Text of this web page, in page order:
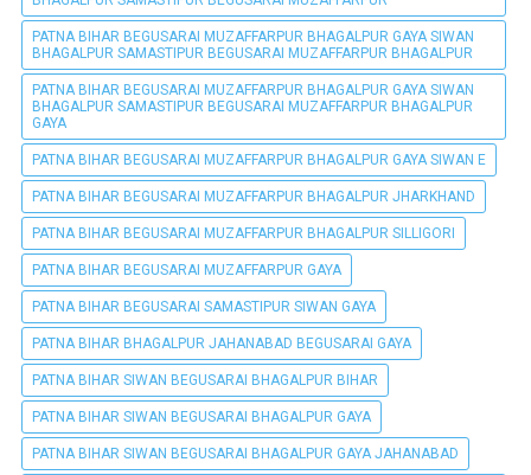
PATNA BIHAR BEGUSARAI MUZAFFARPUR BHAGALPUR GAYA SIWAN
BHAGALPUR SAMASTIPUR BEGUSARAI MUZAFFARPUR BHAGALPUR
PATNA BIHAR BEGUSARAI MUZAFFARPUR BHAGALPUR GAYA SIWAN
BHAGALPUR SAMASTIPUR BEGUSARAI MUZAFFARPUR BHAGALPUR
GAYA
PATNA BIHAR BEGUSARAI MUZAFFARPUR BHAGALPUR GAYA SIWAN E
PATNA BIHAR BEGUSARAI MUZAFFARPUR BHAGALPUR JHARKHAND
PATNA BIHAR BEGUSARAI MUZAFFARPUR BHAGALPUR SILLIGORI
PATNA BIHAR BEGUSARAI MUZAFFARPUR GAYA
PATNA BIHAR BEGUSARAI SAMASTIPUR SIWAN GAYA
PATNA BIHAR BHAGALPUR JAHANABAD BEGUSARAI GAYA
PATNA BIHAR SIWAN BEGUSARAI BHAGALPUR BIHAR
PATNA BIHAR SIWAN BEGUSARAI BHAGALPUR GAYA
PATNA BIHAR SIWAN BEGUSARAI BHAGALPUR GAYA JAHANABAD